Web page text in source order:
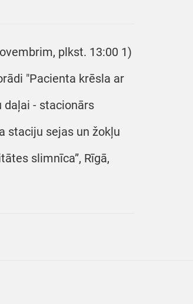
plkst. 13:00 1)
"Pacienta krēsla ar
daļai - stacionārs
staciju sejas un žokļu
slimnīca”, Rīgā,